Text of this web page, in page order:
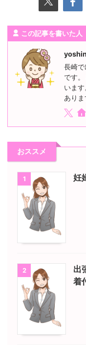
この記事を書いた人
長崎
です
いま
ありま
おススメ
1 妊
2
出
着